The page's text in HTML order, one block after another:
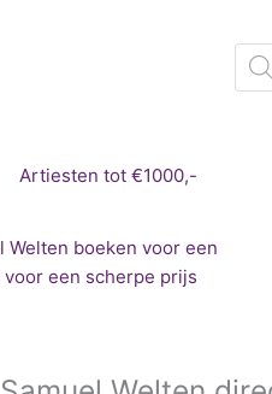
Artiesten tot €1000,-